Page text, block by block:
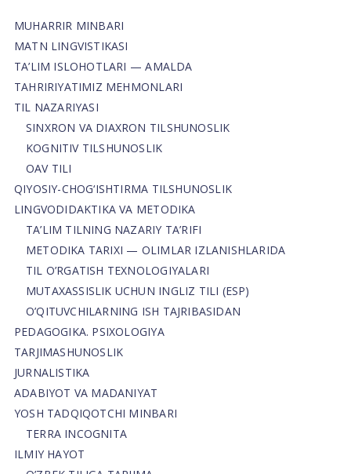
MUHARRIR MINBARI
MATN LINGVISTIKASI
TA’LIM ISLOHOTLARI — AMALDA
TAHRIRIYATIMIZ MEHMONLARI
TIL NAZARIYASI
SINXRON VA DIAXRON TILSHUNOSLIK
KOGNITIV TILSHUNOSLIK
OAV TILI
QIYOSIY-CHOG‘ISHTIRMA TILSHUNOSLIK
LINGVODIDAKTIKA VA METODIKA
TA’LIM TILNING NAZARIY TA’RIFI
METODIKA TARIXI — OLIMLAR IZLANISHLARIDA
TIL O’RGATISH TEXNOLOGIYALARI
MUTAXASSISLIK UCHUN INGLIZ TILI (ESP)
O’QITUVCHILARNING ISH TAJRIBASIDAN
PEDAGOGIKA. PSIXOLOGIYA
TARJIMASHUNOSLIK
JURNALISTIKA
ADABIYOT VA MADANIYAT
YOSH TADQIQOTCHI MINBARI
TERRA INCOGNITA
ILMIY HAYOT